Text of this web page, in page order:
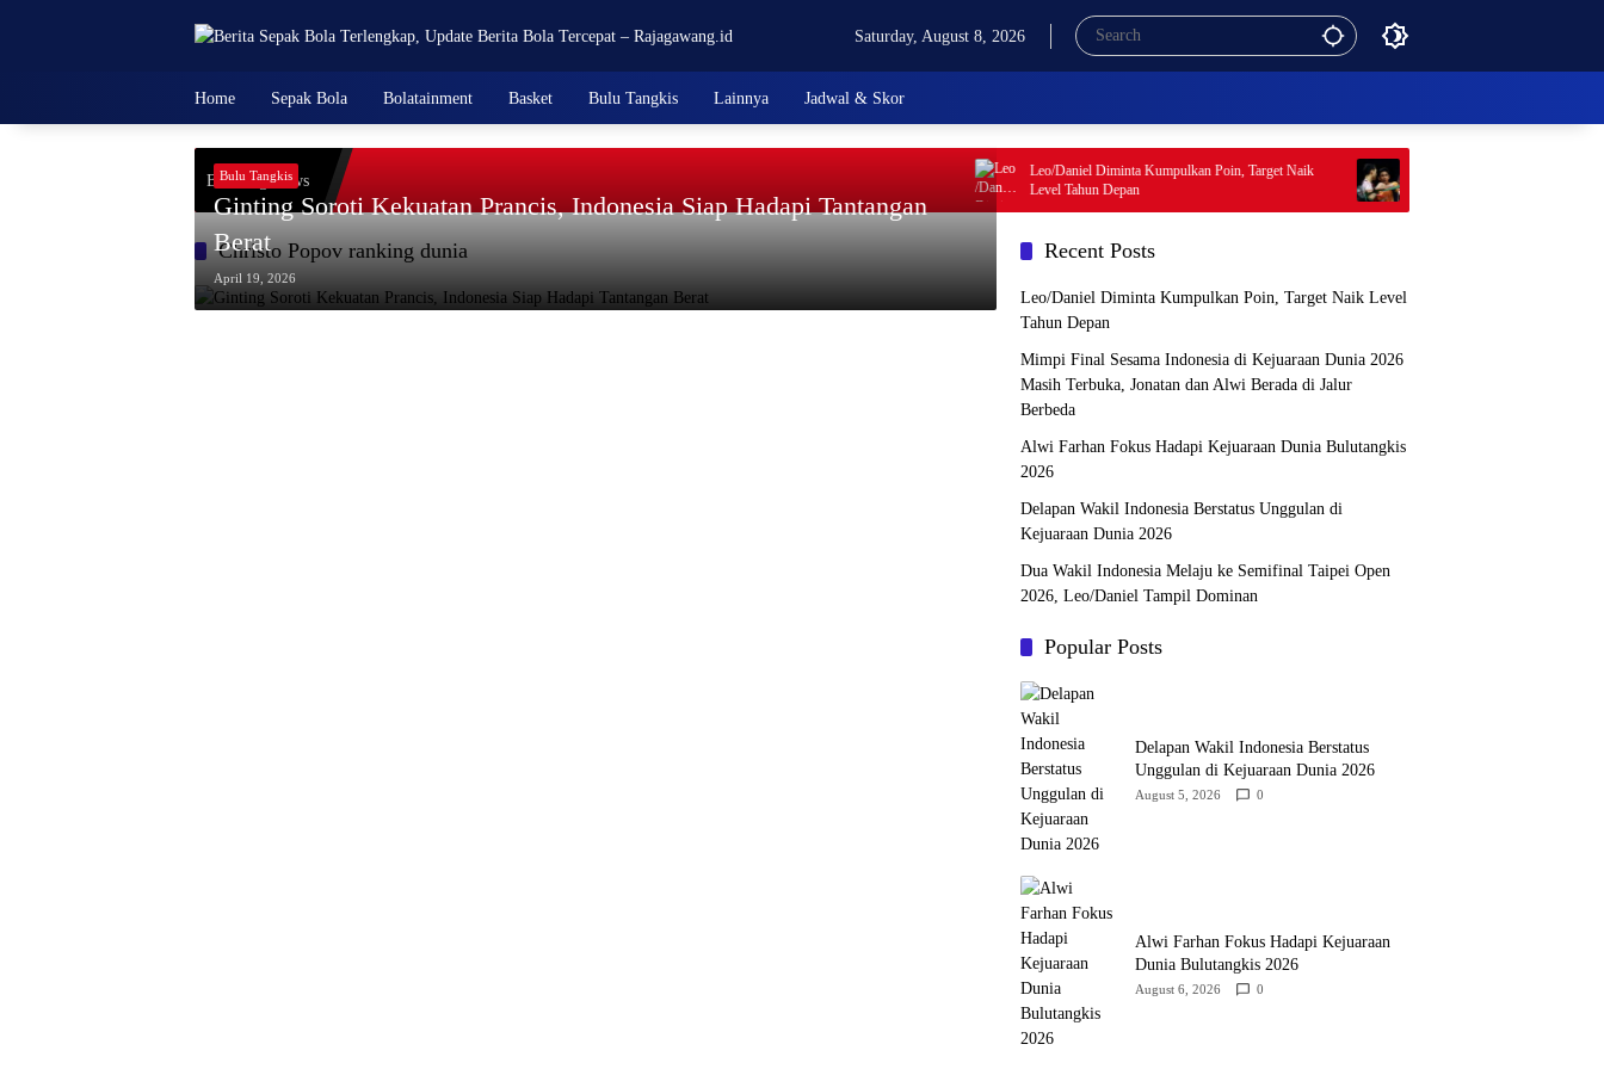
Saturday, August 8, 2026
Home Sepak Bola Bolatainment Basket Bulu Tangkis Lainnya Jadwal & Skor
Breaking News
Leo/Daniel Diminta Kumpulkan Poin, Target Naik
Level Tahun Depan
Mimpi Final Sesama Indonesia di
2026 Masih Terbuka, Jonatan dan
Jalur Berbeda
Christo Popov ranking dunia
Bulu Tangkis
Ginting Soroti Kekuatan Prancis, Indonesia Siap Hadapi Tantangan
Berat
April 19, 2026
Recent Posts
Leo/Daniel Diminta Kumpulkan Poin, Target Naik Level
Tahun Depan
Mimpi Final Sesama Indonesia di Kejuaraan Dunia 2026
Masih Terbuka, Jonatan dan Alwi Berada di Jalur
Berbeda
Alwi Farhan Fokus Hadapi Kejuaraan Dunia Bulutangkis
2026
Delapan Wakil Indonesia Berstatus Unggulan di
Kejuaraan Dunia 2026
Dua Wakil Indonesia Melaju ke Semifinal Taipei Open
2026, Leo/Daniel Tampil Dominan
Popular Posts
Delapan Wakil Indonesia Berstatus
Unggulan di Kejuaraan Dunia 2026
August 5, 2026 0
Alwi Farhan Fokus Hadapi Kejuaraan
Dunia Bulutangkis 2026
August 6, 2026 0